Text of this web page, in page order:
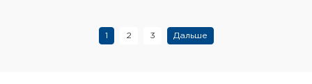
1 2 3 Дальше